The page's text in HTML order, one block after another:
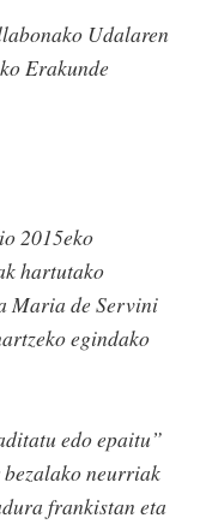
Udalaren
Erakunde
2015eko
hartutako
Maria de Servini
egindako
edo epaitu”
neurriak
frankistan eta